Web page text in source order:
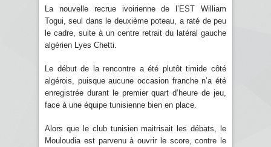
La nouvelle recrue ivoirienne de l’EST William
Togui, seul dans le deuxième poteau, a raté de peu
le cadre, suite à un centre retrait du latéral gauche
algérien Lyes Chetti.
Le début de la rencontre a été plutôt timide côté
algérois, puisque aucune occasion franche n’a été
enregistrée durant le premier quart d’heure de jeu,
face à une équipe tunisienne bien en place.
Alors que le club tunisien maitrisait les débats, le
Mouloudia est parvenu à ouvrir le score, contre le